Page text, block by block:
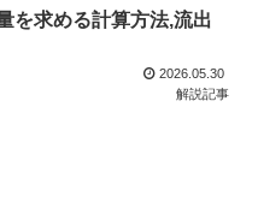
を求める計算方法,流出
2026.05.30
解説記事